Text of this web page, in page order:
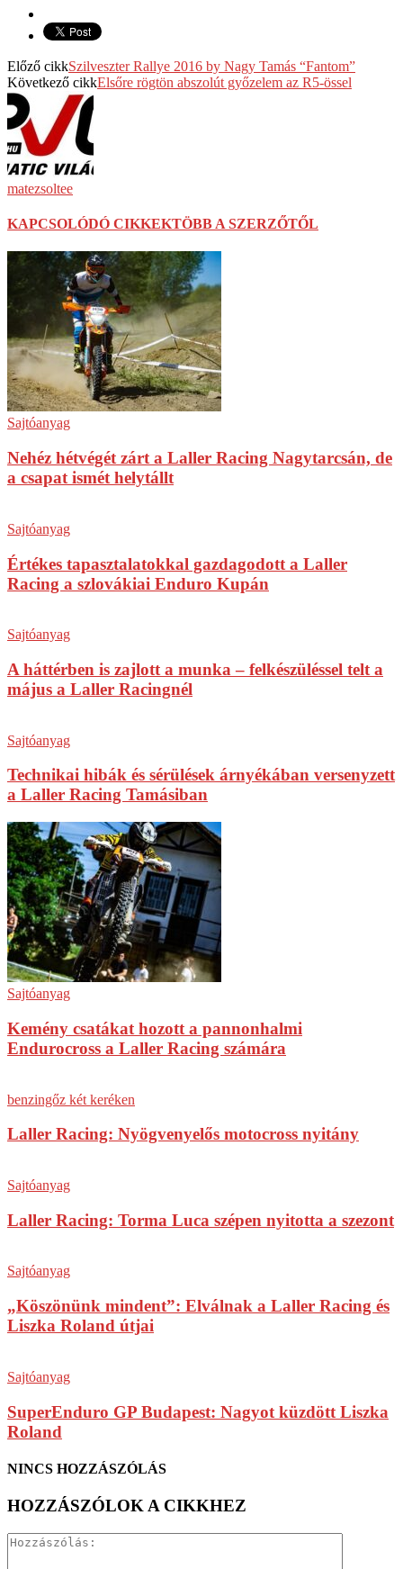
Előző cikkSzilveszter Rallye 2016 by Nagy Tamás “Fantom”
Következő cikkElsőre rögtön abszolút győzelem az R5-össel
matezsoltee
KAPCSOLÓDÓ CIKKEKTÖBB A SZERZŐTŐL
Sajtóanyag
Nehéz hétvégét zárt a Laller Racing Nagytarcsán, de
a csapat ismét helytállt
Sajtóanyag
Értékes tapasztalatokkal gazdagodott a Laller
Racing a szlovákiai Enduro Kupán
Sajtóanyag
A háttérben is zajlott a munka – felkészüléssel telt a
május a Laller Racingnél
Sajtóanyag
Technikai hibák és sérülések árnyékában versenyzett
a Laller Racing Tamásiban
Sajtóanyag
Kemény csatákat hozott a pannonhalmi
Endurocross a Laller Racing számára
benzingőz két keréken
Laller Racing: Nyögvenyelős motocross nyitány
Sajtóanyag
Laller Racing: Torma Luca szépen nyitotta a szezont
Sajtóanyag
„Köszönünk mindent”: Elválnak a Laller Racing és
Liszka Roland útjai
Sajtóanyag
SuperEnduro GP Budapest: Nagyot küzdött Liszka
Roland
NINCS HOZZÁSZÓLÁS
HOZZÁSZÓLOK A CIKKHEZ